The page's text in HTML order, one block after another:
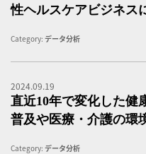
性ヘルスケアビジネス
Category: データ分析
2024.09.19
直近10年で変化した健
普及や医療・介護の環
Category: データ分析